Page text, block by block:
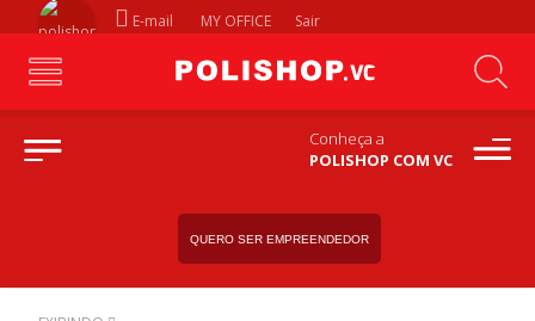
E-mail MY OFFICE Sair
Conheça a
POLISHOP COM VC
QUERO SER EMPREENDEDOR